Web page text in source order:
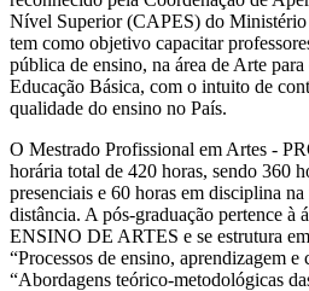
Nível Superior (CAPES) do Ministério
tem como objetivo capacitar
pública de ensino, na área de Arte
Educação Básica, com o intuito de
qualidade do ensino no País.
O Mestrado Profissional em Artes -
horária total de 420 horas, sendo 360
presenciais e 60 horas em disciplina
distância. A pós-graduação pertence à
ENSINO DE ARTES e se estrutura
“Processos de ensino, aprendizagem e
“Abordagens teórico-metodológicas